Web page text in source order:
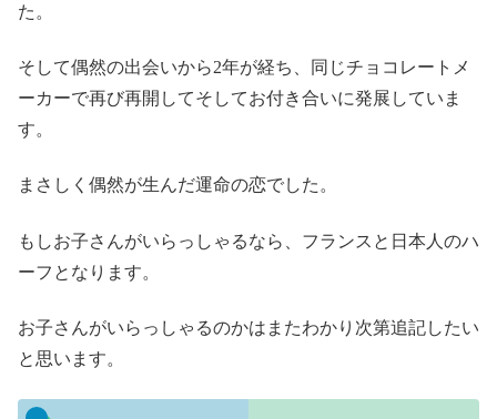
た。
そして偶然の出会いから2年が経ち、同じチョコレートメ
ーカーで再び再開してそしてお付き合いに発展していま
す。
まさしく偶然が生んだ運命の恋でした。
もしお子さんがいらっしゃるなら、フランスと日本人のハ
ーフとなります。
お子さんがいらっしゃるのかはまたわかり次第追記したい
と思います。